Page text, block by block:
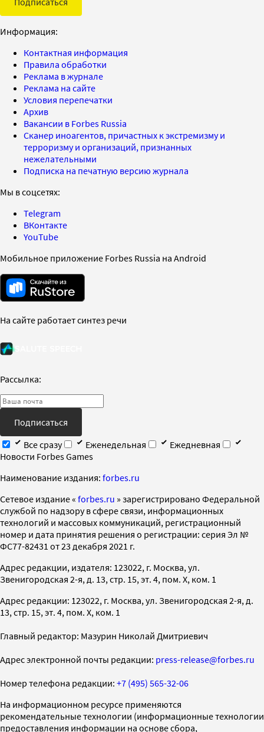
Информация:
Контактная информация
Правила обработки
Реклама в журнале
Реклама на сайте
Условия перепечатки
Архив
Вакансии в Forbes Russia
Сканер иноагентов, причастных к экстремизму и
терроризму и организаций, признанных
нежелательными
Подписка на печатную версию журнала
Мы в соцсетях:
Telegram
ВКонтакте
YouTube
Мобильное приложение Forbes Russia на Android
На сайте работает синтез речи
Рассылка:
Подписаться
Все сразу
Еженедельная
Ежедневная
Новости Forbes Games
Наименование издания: forbes.ru
Cетевое издание « forbes.ru » зарегистрировано Федеральной
службой по надзору в сфере связи, информационных
технологий и массовых коммуникаций, регистрационный
номер и дата принятия решения о регистрации: серия Эл №
ФС77-82431 от 23 декабря 2021 г.
Адрес редакции, издателя: 123022, г. Москва, ул.
Звенигородская 2-я, д. 13, стр. 15, эт. 4, пом. X, ком. 1
Адрес редакции: 123022, г. Москва, ул. Звенигородская 2-я, д.
13, стр. 15, эт. 4, пом. X, ком. 1
Главный редактор: Мазурин Николай Дмитриевич
Адрес электронной почты редакции: press-release@forbes.ru
Номер телефона редакции: +7 (495) 565-32-06
На информационном ресурсе применяются
рекомендательные технологии (информационные технологии
предоставления информации на основе сбора,